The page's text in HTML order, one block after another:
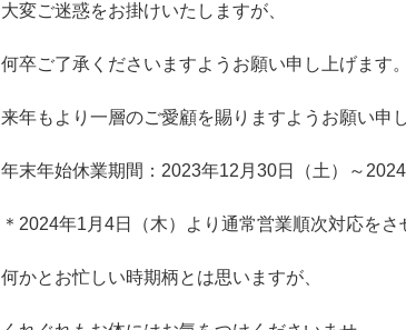
大変ご迷惑をお掛けいたしますが、
何卒ご了承くださいますようお願い申し上げます。
来年もより一層のご愛顧を賜りますようお願い申
年末年始休業期間：2023年12月30日（土）～2024
＊2024年1月4日（木）より通常営業順次対応をさ
何かとお忙しい時期柄とは思いますが、